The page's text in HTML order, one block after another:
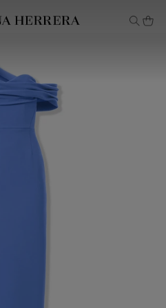
accesibilidad (enlace)